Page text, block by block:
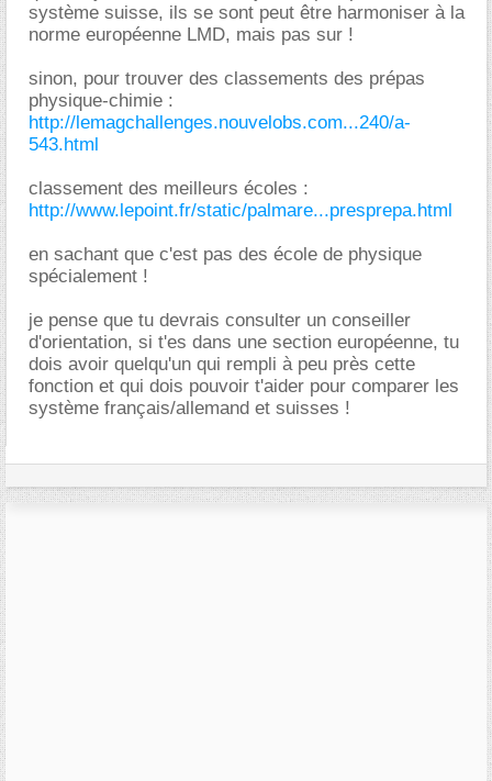
système suisse, ils se sont peut être harmoniser à la
norme européenne LMD, mais pas sur !
sinon, pour trouver des classements des prépas
physique-chimie :
http://lemagchallenges.nouvelobs.com...240/a-
543.html
classement des meilleurs écoles :
http://www.lepoint.fr/static/palmare...presprepa.html
en sachant que c'est pas des école de physique
spécialement !
je pense que tu devrais consulter un conseiller
d'orientation, si t'es dans une section européenne, tu
dois avoir quelqu'un qui rempli à peu près cette
fonction et qui dois pouvoir t'aider pour comparer les
système français/allemand et suisses !